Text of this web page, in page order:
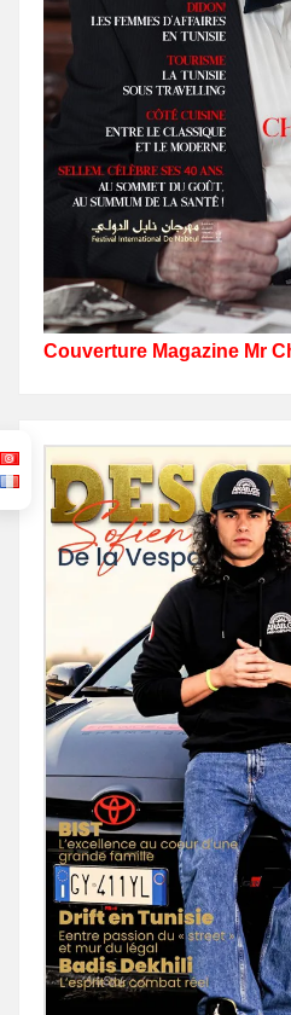
Couverture Magazine Mr